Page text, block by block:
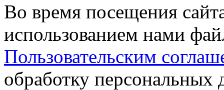
Во время посещения
использованием нами
Пользовательским
обработку персональных